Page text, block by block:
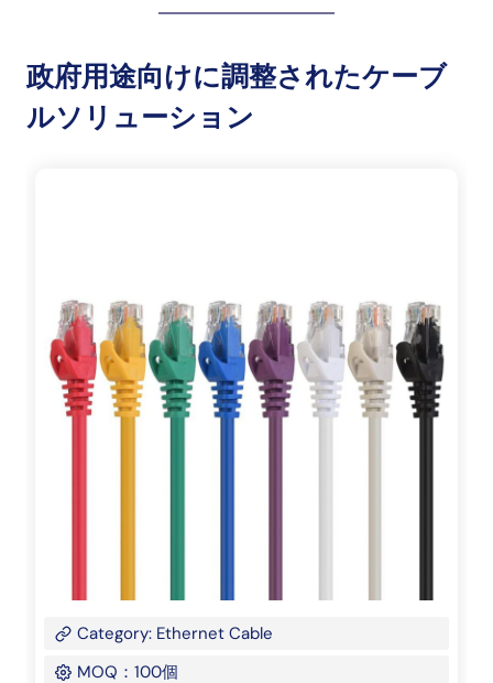
政府用途向けに調整されたケーブ
ルソリューション
Category: Ethernet Cable
MOQ：100個